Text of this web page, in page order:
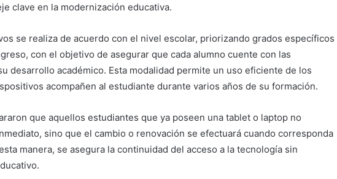
clave en la modernización educativa.
se realiza de acuerdo con el nivel escolar, priorizando grados específicos
con el objetivo de asegurar que cada alumno cuente con las
desarrollo académico. Esta modalidad permite un uso eficiente de los
acompañen al estudiante durante varios años de su formación.
que aquellos estudiantes que ya poseen una tablet o laptop no
sino que el cambio o renovación se efectuará cuando corresponda
manera, se asegura la continuidad del acceso a la tecnología sin
Suben los precios de los
combustibles